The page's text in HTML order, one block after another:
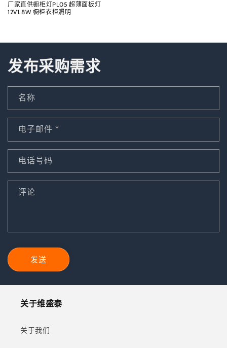
厂家直供橱柜灯PL05 超薄面板灯
12V1.8W 橱柜衣柜照明
格
发布采购需求
名称
电子邮件 *
电话号码
评论
发送
关于维盛泰
关于我们